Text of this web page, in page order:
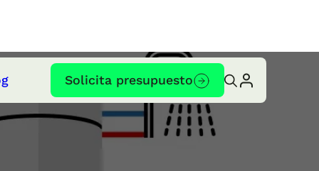
Solicita presupuesto